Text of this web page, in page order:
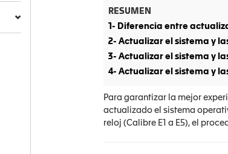
RESUMEN
1- Diferencia entre
2- Actualizar el sistema y
3- Actualizar el sistema y
4- Actualizar el sistema y
Para garantizar la mejor
actualizado el sistema
reloj (Calibre E1 a E5), el